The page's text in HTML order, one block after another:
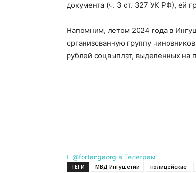
документа (ч. 3 ст. 327 УК РФ), ей
Напомним, летом 2024 года в
организованную группу
рублей соцвыплат, выделенных на
@fortangaorg в Телеграм
ТЕГИ МВД Ингушетии полицейские